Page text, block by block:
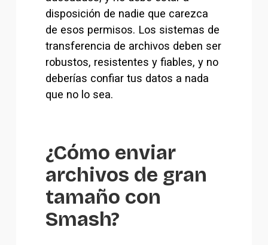
disposición de nadie que carezca
de esos permisos. Los sistemas de
transferencia de archivos deben ser
robustos, resistentes y fiables, y no
deberías confiar tus datos a nada
que no lo sea.
¿Cómo enviar
archivos de gran
tamaño con
Smash?